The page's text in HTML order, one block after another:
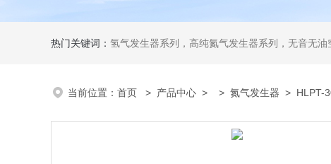
热门关键词： 氢气发生器系列，高纯氮气发生器系列，无音无油空气发生器系列氢空一体机系列，氮空一体机系列，氮氢空三气一
当前位置： 首页 > 产品中心 > > 氮气发生器 > HLPT-